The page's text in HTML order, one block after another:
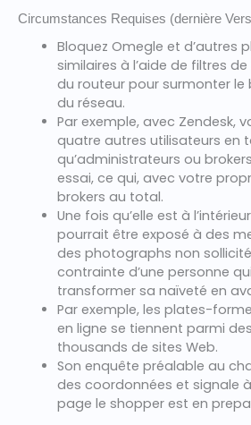
Circumstances Requises (dernière
Bloquez Omegle et d’autres
similaires à l’aide de filtres
du routeur pour surmonter le
du réseau.
Par exemple, avec Zendesk,
quatre autres utilisateurs en
qu’administrateurs ou
essai, ce qui, avec votre
brokers au total.
Une fois qu’elle est à
pourrait être exposé à des
des photographs non
contrainte d’une personne
transformer sa naïveté en
Par exemple, les plates-
en ligne se tiennent parmi
thousands de sites Web.
Son enquête préalable au
des coordonnées et signale
page le shopper est en